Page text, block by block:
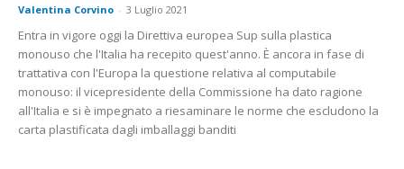
Valentina Corvino - 3 Luglio 2021
Entra in vigore oggi la Direttiva europea Sup sulla plastica
monouso che l'Italia ha recepito quest'anno. È ancora in fase di
trattativa con l'Europa la questione relativa al computabile
monouso: il vicepresidente della Commissione ha dato ragione
all'Italia e si è impegnato a riesaminare le norme che escludono la
carta plastificata dagli imballaggi banditi